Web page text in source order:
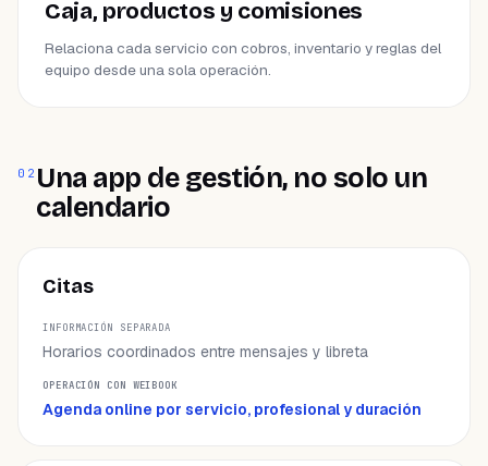
Caja, productos y comisiones
Relaciona cada servicio con cobros, inventario y reglas del
equipo desde una sola operación.
02 Una app de gestión, no solo un
calendario
ÁREA
Citas
Horarios coordinados entre mensajes y libreta
Agenda online por servicio, profesional y duración